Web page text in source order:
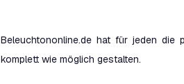
Beleuchtononline.de hat für jeden die
komplett wie möglich gestalten.